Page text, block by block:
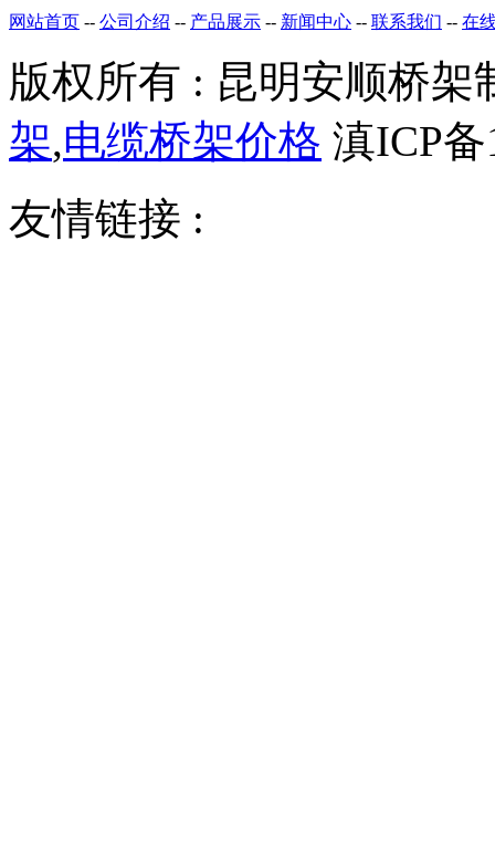
网站首页 -- 公司介绍 -- 产品展示 -- 新闻中心 -- 联系我们 -- 在
版权所有 : 昆明安顺桥
架,电缆桥架价格 滇ICP备
友情链接 :